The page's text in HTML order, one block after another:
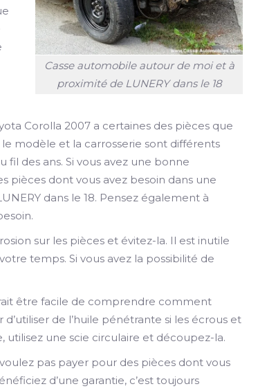
Casse automobile autour de moi et à
proximité de LUNERY dans le 18
Corolla 2007 a certaines des pièces que
modèle et la carrosserie sont différents
des ans. Si vous avez une bonne
pièces dont vous avez besoin dans une
dans le 18. Pensez également à
sur les pièces et évitez-la. Il est inutile
temps. Si vous avez la possibilité de
être facile de comprendre comment
de l’huile pénétrante si les écrous et
utilisez une scie circulaire et découpez-la.
pas payer pour des pièces dont vous
d’une garantie, c’est toujours